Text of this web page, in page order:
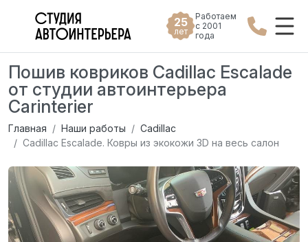
25
лет
Работаем
с 2001
года
Пошив ковриков Cadillac Escalade
от студии автоинтерьера
Carinterier
Главная Наши работы
Cadillac
Cadillac Escalade. Ковры из экокожи 3D на весь салон